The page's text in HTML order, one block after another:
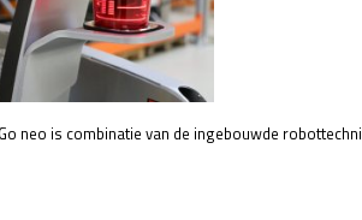
neo is combinatie van de ingebouwde